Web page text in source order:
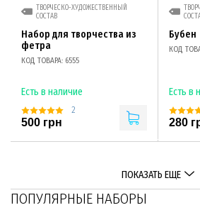
ТВОРЧЕСКО-ХУДОЖЕСТВЕННЫЙ
СОСТАВ
Набор для творчества из
фетра
КОД ТОВАРА: 6555
Есть в наличие
2
500 грн
Бубен
КОД
Есть в
280
ПОКАЗАТЬ ЕЩЕ
ПОПУЛЯРНЫЕ НАБОРЫ